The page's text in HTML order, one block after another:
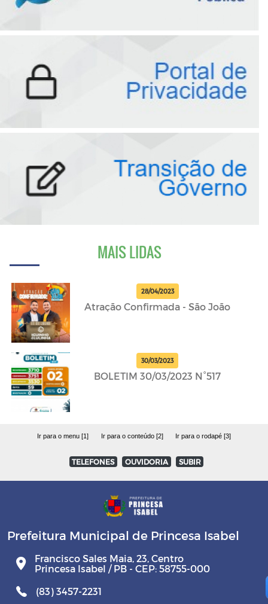
MAIS LIDAS
28/04/2023
Atração Confirmada - São João
30/03/2023
BOLETIM 30/03/2023 N°517
Ir para o menu [1] Ir para o conteúdo [2] Ir para o rodapé [3]
TELEFONES OUVIDORIA SUBIR
Prefeitura Municipal de Princesa Isabel
Francisco Sales Maia, 23, Centro
Princesa Isabel / PB - CEP: 58755-000
(83) 3457-2231